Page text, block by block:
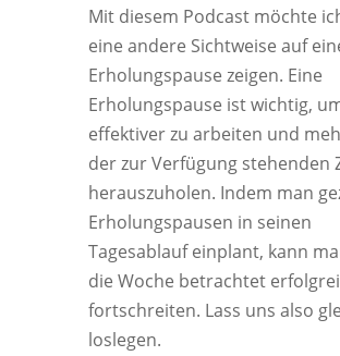
Mit diesem Podcast möchte
eine andere Sichtweise auf
Erholungspause zeigen. Eine
Erholungspause ist wichtig,
effektiver zu arbeiten und
der zur Verfügung stehenden
herauszuholen. Indem man
Erholungspausen in seinen
Tagesablauf einplant, kann
die Woche betrachtet
fortschreiten. Lass uns also
loslegen.